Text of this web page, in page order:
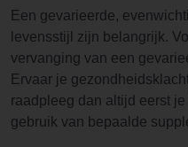
Een gevarieerde,
levensstijl zijn belangrijk.
vervanging van een
Ervaar je
raadpleeg dan altijd eerst
gebruik van bepaalde